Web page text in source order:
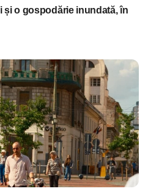
și o gospodărie inundată, în